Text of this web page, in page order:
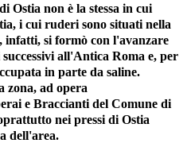
Ostia non è la stessa in cui
i cui ruderi sono situati nella
infatti, si formò con l'avanzare
all'Antica Roma e, per
in parte da saline.
zona, ad opera
e Braccianti del Comune di
nei pressi di Ostia
dell'area.